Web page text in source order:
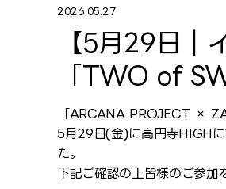
2026.05.27
【5月29日
「TWO of
「ARCANA PROJECT ×
5月29日(金)に高円寺HIGH
た。
下記ご確認の上皆様のご参加